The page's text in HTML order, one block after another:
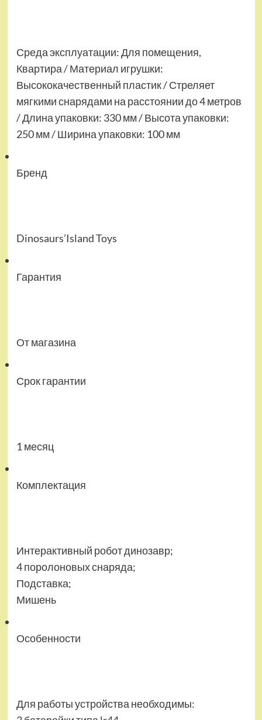
Среда эксплуатации: Для помещения,
Квартира / Материал игрушки:
Высококачественный пластик / Стреляет
мягкими снарядами на расстоянии до 4 метров
/ Длина упаковки: 330 мм / Высота упаковки:
250 мм / Ширина упаковки: 100 мм
Бренд
Dinosaurs’Island Toys
Гарантия
От магазина
Срок гарантии
1 месяц
Комплектация
Интерактивный робот динозавр;
4 поролоновых снаряда;
Подставка;
Мишень
Особенности
Для работы устройства необходимы: